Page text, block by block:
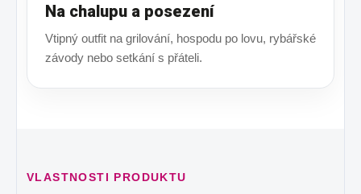
Na chalupu a posezení
Vtipný outfit na grilování, hospodu po lovu, rybářské
závody nebo setkání s přáteli.
VLASTNOSTI PRODUKTU